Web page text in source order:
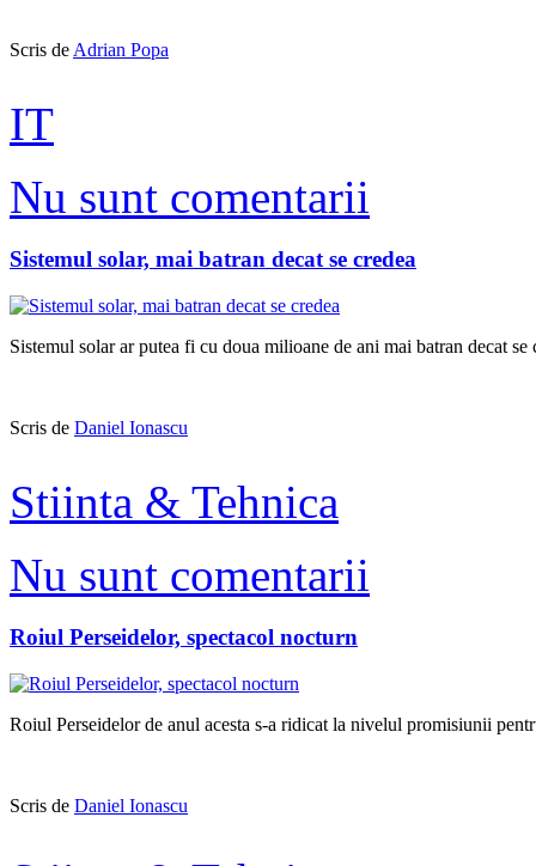
Scris de Adrian Popa
IT
Nu sunt comentarii
Sistemul solar, mai batran decat se credea
Sistemul solar ar putea fi cu doua milioane de ani mai batran decat
Scris de Daniel Ionascu
Stiinta & Tehnica
Nu sunt comentarii
Roiul Perseidelor, spectacol nocturn
Roiul Perseidelor de anul acesta s-a ridicat la nivelul promisiunii
Scris de Daniel Ionascu